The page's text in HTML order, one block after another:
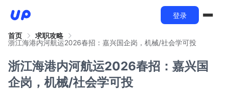
登录
首页
求职攻略
浙江海港内河航运2026春招：嘉兴国企岗，机械/社会学可投
浙江海港内河航运2026春招：嘉兴国
企岗，机械/社会学可投